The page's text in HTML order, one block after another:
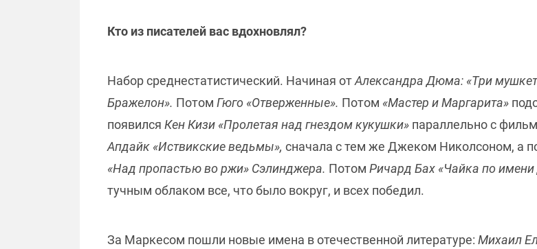
Кто из писателей вас вдохновлял?
Набор среднестатистический. Начиная отАлександра Дюма: «Три
Бражелон». Потом Гюго «Отверженные». Потом «Мастер и Маргарита»
появился Кен Кизи «Пролетая над гнездом кукушки» параллельно с
Апдайк «Иствикские ведьмы», сначала с тем же Джеком Николсоном, а
«Над пропастью во ржи» Сэлинджера. Потом Ричард Бах «Чайка по
тучным облаком все, что было вокруг, и всех победил.
За Маркесом пошли новые имена в отечественной литературе: Михаил